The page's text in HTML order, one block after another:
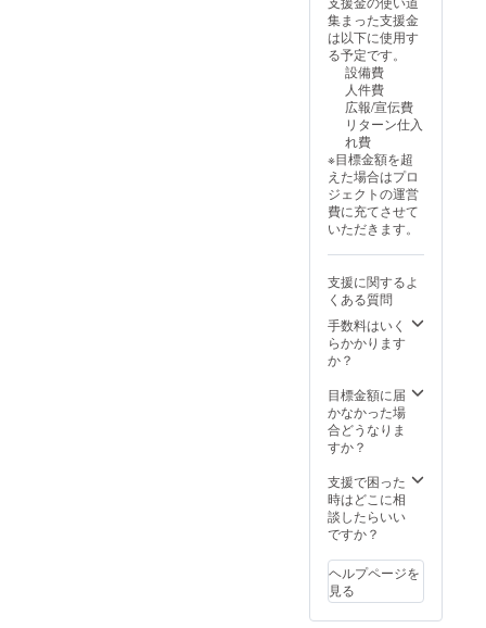
いたし
ます ・
有効期
限：
2025年
6月末ま
で
第、お
知らせ
くださ
い(公序
良俗に
反する
ものは
不可) お
セージ
詳細 ・
収録時
間：1+1
分間 ・
提供方
メール
にURL
を記載
いたし
ます 書
しタペ
スト
リー詳
細 ・商
ズ：
730cm
×520c
m 5分通
+Discor
dフレン
ド詳細
・後日
リクエ
ストボ
イス
メッ
セージ
(30秒程
度) ・配
信・動
リクエ
スト(※
可能な
範囲に
なりま
す) ※掲
望され
るお名
前を備
考欄に
ご入力
い ※ボ
イス
メッ
セージ
が決ま
り次
第、お
知らせ
い(公序
良俗に
反する
ものは
集まった支援金
は以下に使用す
る予定です。
設備費
人件費
広報/宣伝費
リターン仕入
れ費
※目標金額を超
えた場合はプロ
ジェクトの運営
費に充てさせて
いただきます。
支援に関するよ
くある質問
手数料はいく
らかかります
か？
目標金額に届
かなかった場
合どうなりま
すか？
支援で困った
時はどこに相
談したらいい
ですか？
ヘルプページを
見る